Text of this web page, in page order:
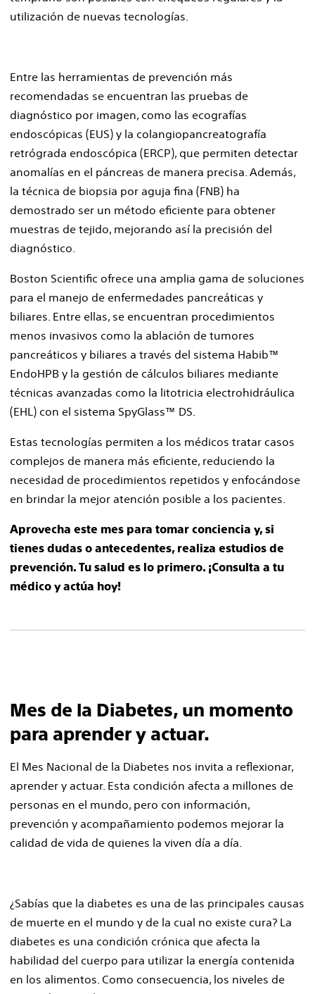
utilización de nuevas tecnologías.
Entre las herramientas de prevención más
recomendadas se encuentran las pruebas de
diagnóstico por imagen, como las ecografías
endoscópicas (EUS) y la colangiopancreatografía
retrógrada endoscópica (ERCP), que permiten detectar
anomalías en el páncreas de manera precisa. Además,
la técnica de biopsia por aguja fina (FNB) ha
demostrado ser un método eficiente para obtener
muestras de tejido, mejorando así la precisión del
diagnóstico.
Boston Scientific ofrece una amplia gama de soluciones
para el manejo de enfermedades pancreáticas y
biliares. Entre ellas, se encuentran procedimientos
menos invasivos como la ablación de tumores
pancreáticos y biliares a través del sistema Habib™
EndoHPB y la gestión de cálculos biliares mediante
técnicas avanzadas como la litotricia electrohidráulica
(EHL) con el sistema SpyGlass™ DS.
Estas tecnologías permiten a los médicos tratar casos
complejos de manera más eficiente, reduciendo la
necesidad de procedimientos repetidos y enfocándose
en brindar la mejor atención posible a los pacientes.
Aprovecha este mes para tomar conciencia y, si
tienes dudas o antecedentes, realiza estudios de
prevención. Tu salud es lo primero. ¡Consulta a tu
médico y actúa hoy!
Mes de la Diabetes, un momento
para aprender y actuar.
El Mes Nacional de la Diabetes nos invita a reflexionar,
aprender y actuar. Esta condición afecta a millones de
personas en el mundo, pero con información,
prevención y acompañamiento podemos mejorar la
calidad de vida de quienes la viven día a día.
¿Sabías que la diabetes es una de las principales causas
de muerte en el mundo y de la cual no existe cura? La
diabetes es una condición crónica que afecta la
habilidad del cuerpo para utilizar la energía contenida
en los alimentos. Como consecuencia, los niveles de